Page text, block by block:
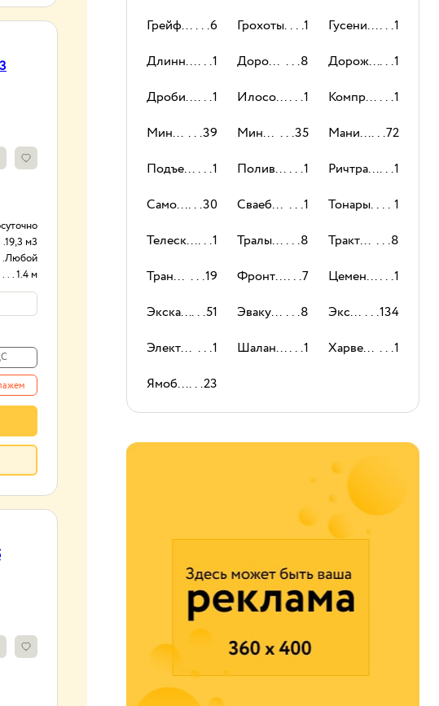
19,3 м3
Любой
1.4 м
Грейферы
6 Грохоты 1 Гусеничные краны
1
Длинномеры
1 Дорожные катки 8 Дорожные фрезы
1
Дробилки
1 Илососы 1 Компрессоры
1
Мини-погрузчики
39 Мини-экскаваторы 35 Манипуляторы
72
Подъемники
1 Поливомоечные машины 1 Ричтраки
1
Самосвалы
30 Сваебойные машины 1 Тонары
1
Телескопические погрузчики
1 Тралы и низкорамные платформы 8 Тракторы
8
Траншеекопатели
19 Фронтальный погрузчик 7 Цементовозы
1
Экскаваторы-погрузчики
51 Эвакуаторы 8 Экскаваторы
134
Электропогрузчики
1 Шаланды 1 Харвестеры
1
Ямобуры
23